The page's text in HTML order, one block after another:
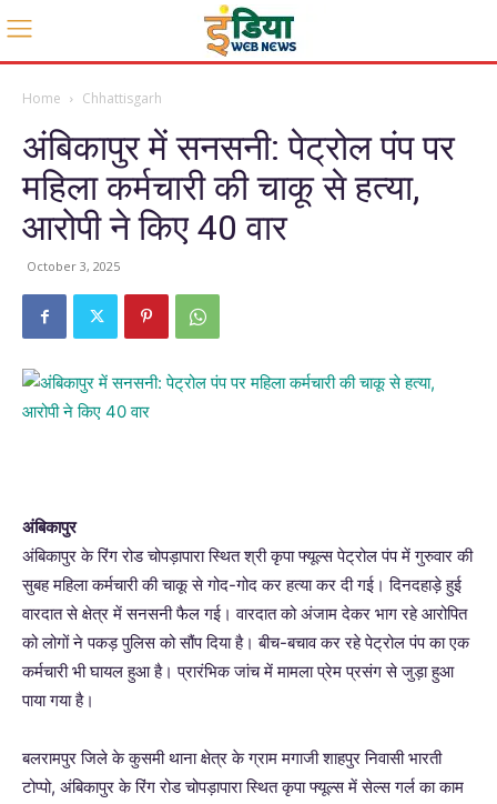
Home Chhattisgarh
अंबिकापुर में सनसनी: पेट्रोल पंप पर
महिला कर्मचारी की चाकू से हत्या,
आरोपी ने किए 40 वार
October 3, 2025
अंबिकापुर
अंबिकापुर के रिंग रोड चोपड़ापारा स्थित श्री कृपा फ्यूल्स पेट्रोल पंप में गुरुवार की
सुबह महिला कर्मचारी की चाकू से गोद-गोद कर हत्या कर दी गई। दिनदहाड़े हुई
वारदात से क्षेत्र में सनसनी फैल गई। वारदात को अंजाम देकर भाग रहे आरोपित
को लोगों ने पकड़ पुलिस को सौंप दिया है। बीच-बचाव कर रहे पेट्रोल पंप का एक
कर्मचारी भी घायल हुआ है। प्रारंभिक जांच में मामला प्रेम प्रसंग से जुड़ा हुआ
पाया गया है।
बलरामपुर जिले के कुसमी थाना क्षेत्र के ग्राम मगाजी शाहपुर निवासी भारती
टोप्पो, अंबिकापुर के रिंग रोड चोपड़ापारा स्थित कृपा फ्यूल्स में सेल्स गर्ल का काम